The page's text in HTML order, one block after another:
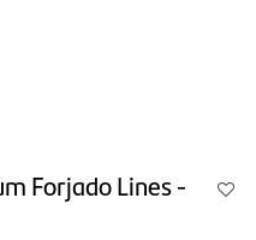
Forjado Lines -